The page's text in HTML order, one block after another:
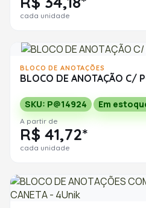
cada unidade
BLOCO DE ANOTAÇÕES
BLOCO DE ANOTAÇÃO C/
SKU: P@14924 Em
A partir de
R$ 41,72*
cada unidade